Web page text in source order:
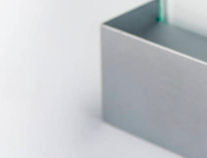
Edelstahlschilder
VIGO Türschilder
VIGO Wandschilder - Indoor